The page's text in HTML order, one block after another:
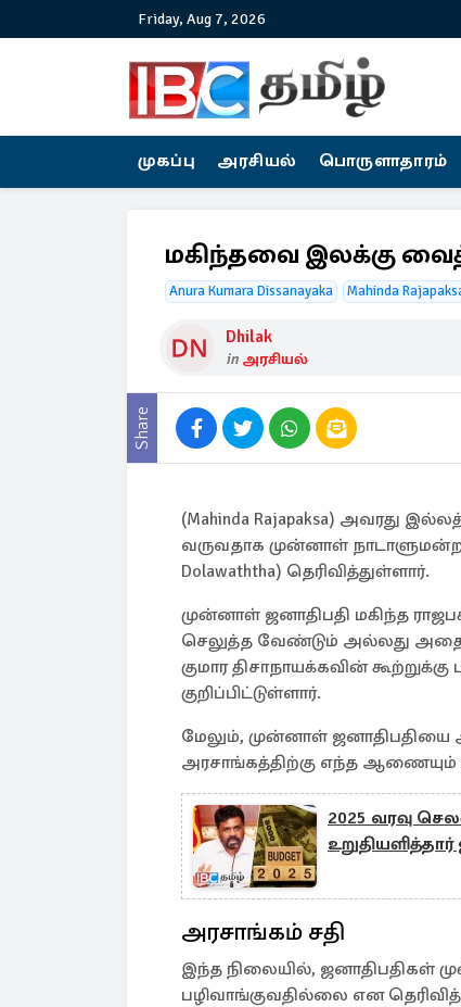
Friday, Aug 7, 2026
முகப்பு அரசியல் பொருளாதாரம்
மகிந்தவை இலக்கு
Anura Kumara Dissanayaka Mahinda
Dhilak
in அரசியல்
Share
(Mahinda Rajapaksa) அவரது
வருவதாக முன்னாள் நாடாளுமன்ற
Dolawaththa) தெரிவித்துள்ளார்.
முன்னாள் ஜனாதிபதி மகிந்த
செலுத்த வேண்டும் அல்லது அதை
குமார திசாநாயக்கவின்
குறிப்பிட்டுள்ளார்.
மேலும், முன்னாள் ஜனாதிபதியை
அரசாங்கத்திற்கு எந்த ஆணையும்
2025 வரவு
அரசாங்கம் சதி
இந்த நிலையில், ஜனாதிபதிகள்
பழிவாங்குவதில்லை என